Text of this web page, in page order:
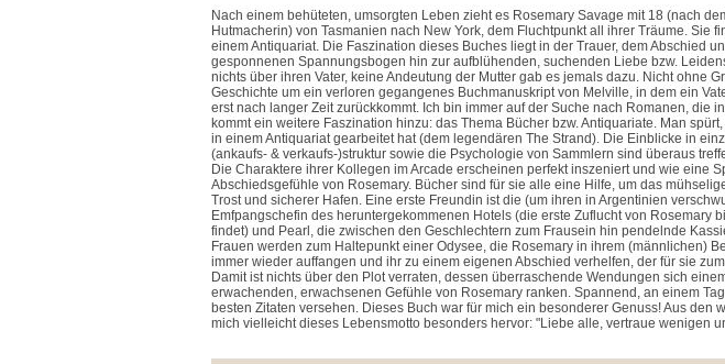
Nach einem behüteten, umsorgten Leben zieht es Rosemary Savage mit 18 (nach
Hutmacherin) von Tasmanien nach New York, dem Fluchtpunkt all ihrer Träume. Sie
einem Antiquariat. Die Faszination dieses Buches liegt in der Trauer, dem Abschied
gesponnenen Spannungsbogen hin zur aufblühenden, suchenden Liebe bzw.
nichts über ihren Vater, keine Andeutung der Mutter gab es jemals dazu. Nicht ohne
Geschichte um ein verloren gegangenes Buchmanuskript von Melville, in dem ein
erst nach langer Zeit zurückkommt. Ich bin immer auf der Suche nach Romanen, die
kommt ein weitere Faszination hinzu: das Thema Bücher bzw. Antiquariate. Man
in einem Antiquariat gearbeitet hat (dem legendären The Strand). Die Einblicke in
(ankaufs- & verkaufs-)struktur sowie die Psychologie von Sammlern sind überaus
Die Charaktere ihrer Kollegen im Arcade erscheinen perfekt inszeniert und wie eine
Abschiedsgefühle von Rosemary. Bücher sind für sie alle eine Hilfe, um das
Trost und sicherer Hafen. Eine erste Freundin ist die (um ihren in Argentinien
Emfpangschefin des heruntergekommenen Hotels (die erste Zuflucht von Rosemary
findet) und Pearl, die zwischen den Geschlechtern zum Frausein hin pendelnde
Frauen werden zum Haltepunkt einer Odysee, die Rosemary in ihrem (männlichen)
immer wieder auffangen und ihr zu einem eigenen Abschied verhelfen, der für sie
Damit ist nichts über den Plot verraten, dessen überraschende Wendungen sich
erwachenden, erwachsenen Gefühle von Rosemary ranken. Spannend, an einem
besten Zitaten versehen. Dieses Buch war für mich ein besonderer Genuss! Aus den
mich vielleicht dieses Lebensmotto besonders hervor: "Liebe alle, vertraue wenigen